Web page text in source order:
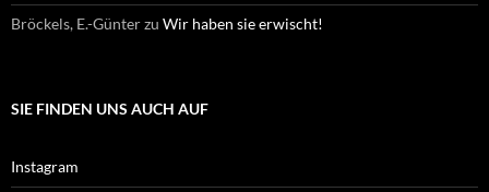
Bröckels, E.-Günterzu Wir haben sie erwischt!
SIE FINDEN UNS AUCH AUF
Instagram